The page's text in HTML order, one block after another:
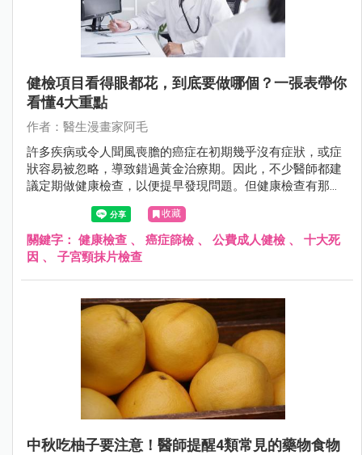
健檢項目看得眼都花，到底要做哪個？一張表帶你
看懂4大重點
作者：醫生漫畫家阿毛
許多疾病或令人聞風喪膽的癌症在初期幾乎沒有症狀，或症
狀容易被忽略，導致錯過黃金治療期。因此，不少醫師都建
議定期做健康檢查，以便提早發現問題。但健康檢查有那麼
多項目，看得眼都花了，到底該怎麼選？哪些是自費的？哪
些又一定要做呢？
收藏
關鍵字： 健康檢查 、 癌症篩檢 、 公費成人健檢 、 十大死
因 、 子宮頸抹片檢查
中秋吃柚子要注意！醫師提醒4類常見的藥物食物